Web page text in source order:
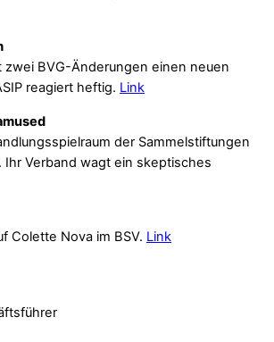
zwei BVG-Änderungen einen neuen
reagiert heftig. Link
der Sammelstiftungen
Verband wagt ein skeptisches
Colette Nova im BSV. Link